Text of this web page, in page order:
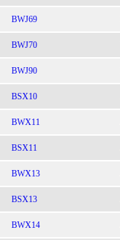
BWJ69
BWJ70
BWJ90
BSX10
BWX11
BSX11
BWX13
BSX13
BWX14